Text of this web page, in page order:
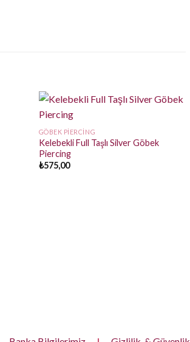
GÖBEK PIERCING
Kelebekli Full Taşlı Silver Göbek
Piercing
₺575,00